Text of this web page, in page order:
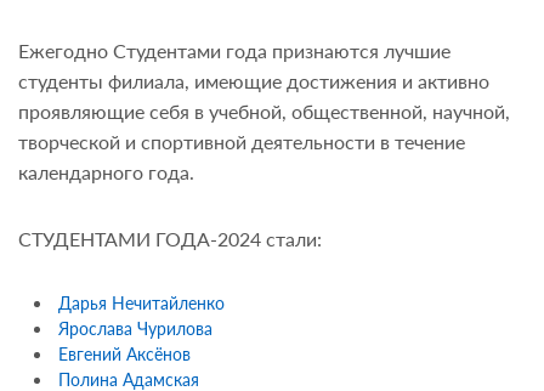
Ежегодно Студентами года признаются лучшие
студенты филиала, имеющие достижения и активно
проявляющие себя в учебной, общественной, научной,
творческой и спортивной деятельности в течение
календарного года.
СТУДЕНТАМИ ГОДА-2024 стали:
Дарья Нечитайленко
Ярослава Чурилова
Евгений Аксёнов
Полина Адамская